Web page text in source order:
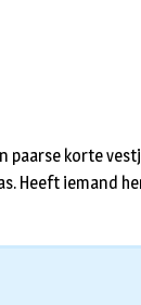
paarse korte
Heeft iemand